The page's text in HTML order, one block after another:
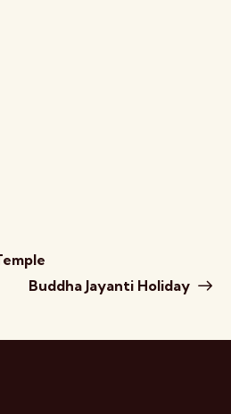
Buddha Jayanti Holiday